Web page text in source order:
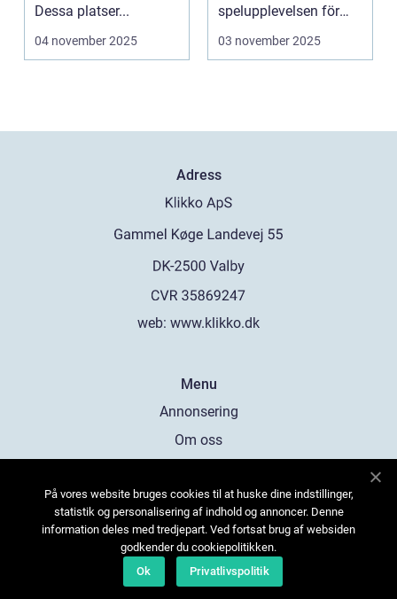
Dessa platser...
04 november 2025
spelupplevelsen för
många...
03 november 2025
Adress
web: www.klikko.dk
Menu
Annonsering
Om oss
Kontakta oss
Sitemap
På vores website bruges cookies til at huske dine indstillinger,
statistik og personalisering af indhold og annoncer. Denne
information deles med tredjepart. Ved fortsat brug af websiden
godkender du cookiepolitikken.
Ok
Privatlivspolitik